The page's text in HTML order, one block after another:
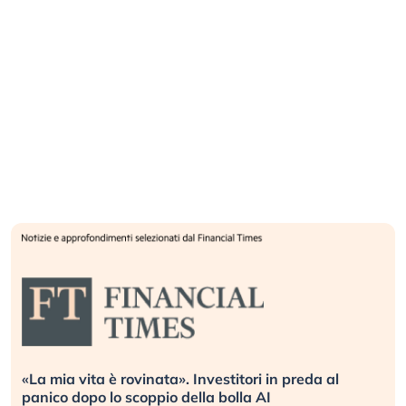
Investitori in preda al
della bolla AI
Quando la